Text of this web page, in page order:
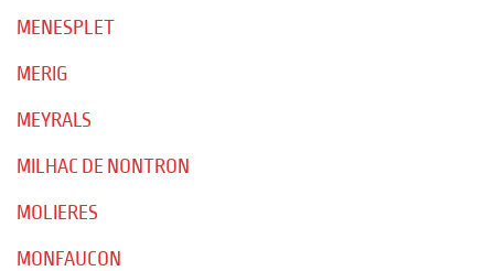
MENESPLET
MERIG
MEYRALS
MILHAC DE NONTRON
MOLIERES
MONFAUCON